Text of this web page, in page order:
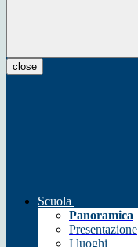
close
Scuola
Panoramica
Presentazione
I luoghi